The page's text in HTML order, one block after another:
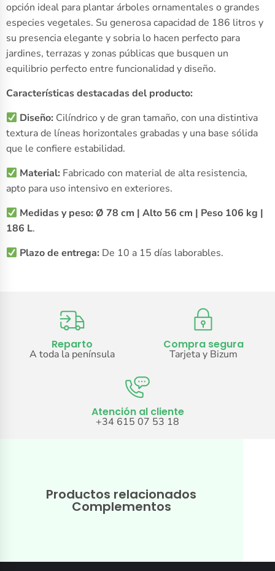
opción ideal para plantar árboles ornamentales o grandes
especies vegetales. Su generosa capacidad de 186 litros y
su presencia elegante y sobria lo hacen perfecto para
jardines, terrazas y zonas públicas que busquen un
equilibrio perfecto entre funcionalidad y diseño.
Características destacadas del producto:
Diseño: Cilíndrico y de gran tamaño, con una distintiva
textura de líneas horizontales grabadas y una base sólida
que le confiere estabilidad.
Material: Fabricado con material de alta resistencia,
apto para uso intensivo en exteriores.
Medidas y peso: Ø 78 cm | Alto 56 cm | Peso 106 kg |
186 L.
Plazo de entrega: De 10 a 15 días laborables.
Reparto
A toda la península
Compra segura
Tarjeta y Bizum
Atención al cliente
+34 615 07 53 18
Productos relacionados
Complementos